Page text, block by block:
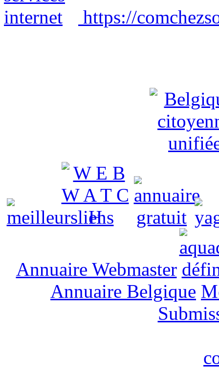
https://
Annuaire Webmaster
Annuaire Belgique